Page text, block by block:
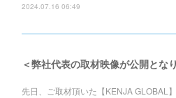
2024.07.16 06:49
先日、ご取材頂いた【KENJA GLOBAL